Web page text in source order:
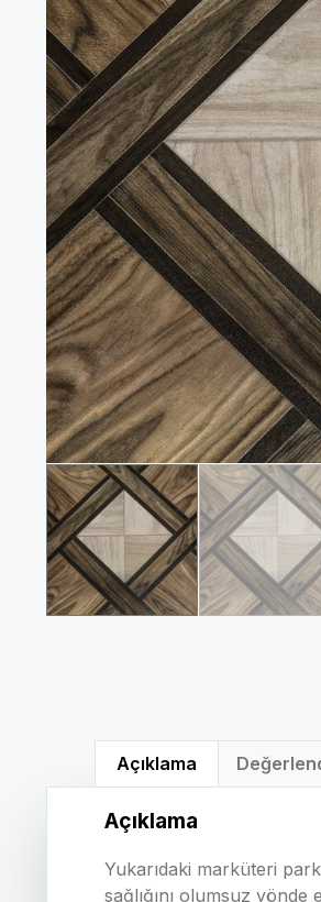
Açıklama
Açıklama
Yukarıdaki marküteri
sağlığını olumsuz